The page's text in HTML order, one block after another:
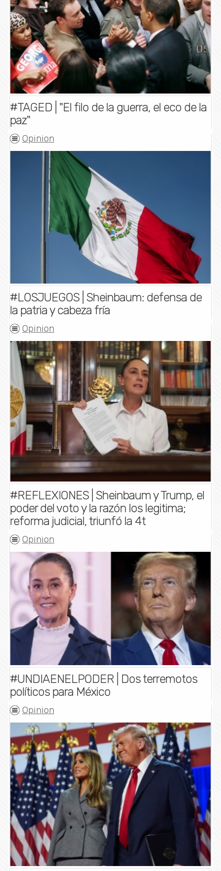
#TAGED | "El filo de la guerra, el eco de la
paz"
Opinion
#LOSJUEGOS | Sheinbaum: defensa de
la patria y cabeza fría
Opinion
#REFLEXIONES | Sheinbaum y Trump, el
poder del voto y la razón los legitima;
reforma judicial, triunfó la 4t
Opinion
#UNDIAENELPODER | Dos terremotos
políticos para México
Opinion